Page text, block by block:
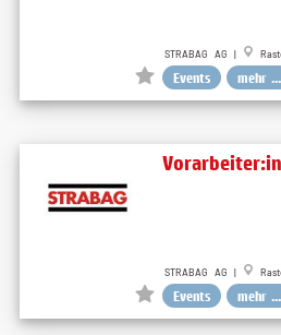
STRABAG AG |
Events mehr ...
Vorarbeiter:in
STRABAG AG |
Events mehr ...